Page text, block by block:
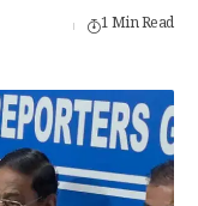
1 Min Read